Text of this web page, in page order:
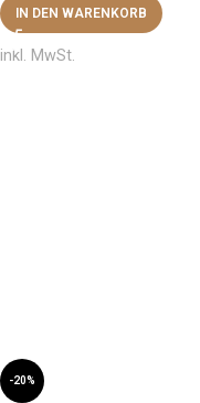
IN DEN WARENKORB
inkl. MwSt.
-20%